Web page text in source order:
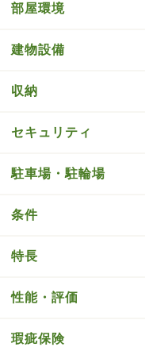
部屋環境
建物設備
収納
セキュリティ
駐車場・駐輪場
条件
特長
性能・評価
瑕疵保険